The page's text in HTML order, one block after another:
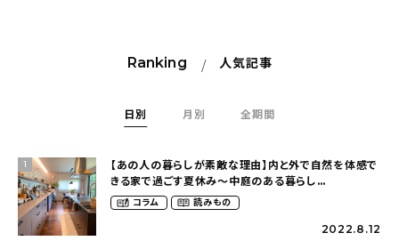
Ranking 人気記事
日別 月別 全期間
1
【あの人の暮らしが素敵な理由】内と外で自然を体感で
きる家で過ごす夏休み〜中庭のある暮らし
（yume_2700さん）
コラム 読みもの
2022.8.12